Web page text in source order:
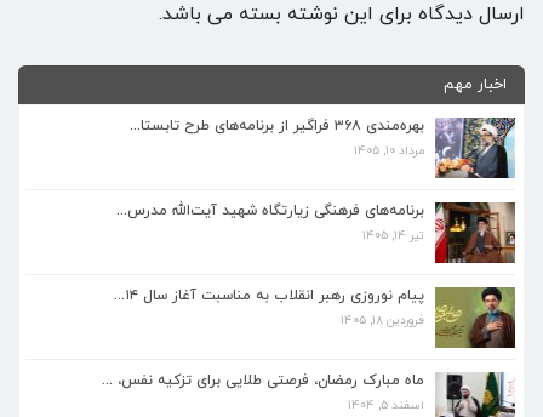
ارسال دیدگاه برای این نوشته بسته می باشد.
اخبار مهم
بهره‌مندی ۳۶۸ فراگیر از برنامه‌های طرح تابستا...
مرداد ۱۰, ۱۴۰۵
برنامه‌های فرهنگی زیارتگاه شهید آیت‌الله مدرس...
تیر ۱۴, ۱۴۰۵
پیام نوروزی رهبر انقلاب به مناسبت آغاز سال ۱۴...
فروردین ۱۸, ۱۴۰۵
ماه مبارک رمضان، فرصتی طلایی برای تزکیه نفس، ...
اسفند ۵, ۱۴۰۴
برنامه‌های فرهنگی زیارتگاه شهید آیت‌الله مدرس...
پیام نوروزی رهبر انقلاب به مناسبت آغاز سال ۱۴...
ماه مبارک رمضان، فرصتی طلایی برای تزکیه نفس، ...
اسفند ۵, ۱۴۰۴